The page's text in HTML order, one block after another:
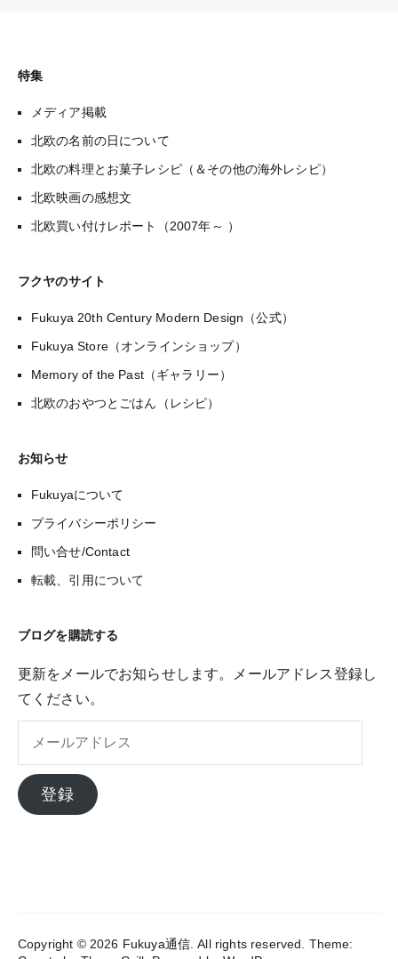
特集
メディア掲載
北欧の名前の日について
北欧の料理とお菓子レシピ（＆その他の海外レシピ）
北欧映画の感想文
北欧買い付けレポート（2007年～ ）
フクヤのサイト
Fukuya 20th Century Modern Design（公式）
Fukuya Store（オンラインショップ）
Memory of the Past（ギャラリー）
北欧のおやつとごはん（レシピ）
お知らせ
Fukuyaについて
プライバシーポリシー
問い合せ/Contact
転載、引用について
ブログを購読する
更新をメールでお知らせします。メールアドレス登録し
てください。
ル
ア
登録
Copyright © 2026 Fukuya通信 . All rights reserved. Theme: